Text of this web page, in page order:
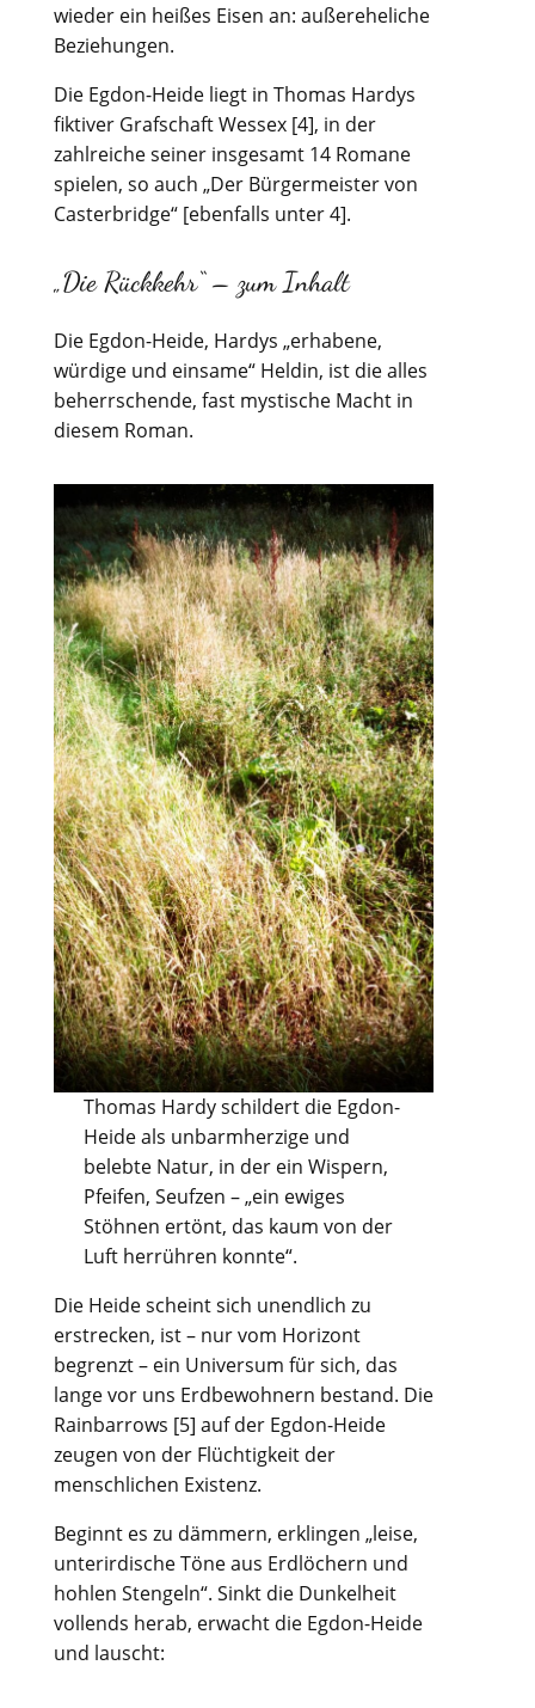
wieder ein heißes Eisen an: außereheliche
Beziehungen.
Die Egdon-Heide liegt in Thomas Hardys
fiktiver Grafschaft Wessex [4], in der
zahlreiche seiner insgesamt 14 Romane
spielen, so auch „Der Bürgermeister von
Casterbridge“ [ebenfalls unter 4].
„Die Rückkehr“ – zum Inhalt
Die Egdon-Heide, Hardys „erhabene,
würdige und einsame“ Heldin, ist die alles
beherrschende, fast mystische Macht in
diesem Roman.
Thomas Hardy schildert die Egdon-
Heide als unbarmherzige und
belebte Natur, in der ein Wispern,
Pfeifen, Seufzen – „ein ewiges
Stöhnen ertönt, das kaum von der
Luft herrühren konnte“.
Die Heide scheint sich unendlich zu
erstrecken, ist – nur vom Horizont
begrenzt – ein Universum für sich, das
lange vor uns Erdbewohnern bestand. Die
Rainbarrows [5] auf der Egdon-Heide
zeugen von der Flüchtigkeit der
menschlichen Existenz.
Beginnt es zu dämmern, erklingen „leise,
unterirdische Töne aus Erdlöchern und
hohlen Stengeln“. Sinkt die Dunkelheit
vollends herab, erwacht die Egdon-Heide
und lauscht: